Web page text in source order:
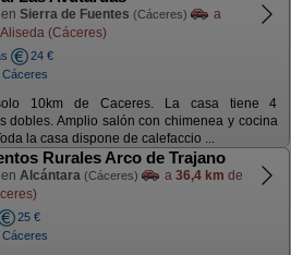
Sierra de Fuentes (Cáceres)
a
(Cáceres)
24 €
Cáceres
10km de Caceres. La casa tiene 4
dobles. Amplio salón con chimenea y cocina
la casa dispone de calefaccio ...
Rurales Arco de Trajano
Alcántara (Cáceres) a 36,4 km de
25 €